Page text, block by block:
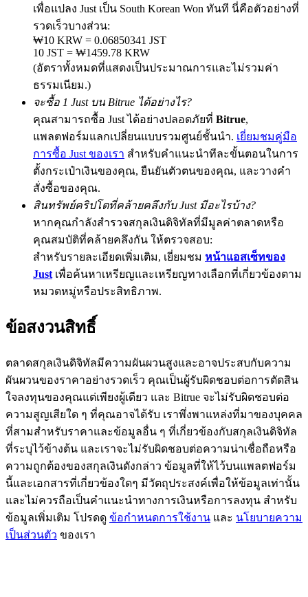
Exclusive for BitMart Users
Register & Trade to Win 500,000 USDT
Precious Metals Trading Carnival
Trade Gold & Silver · 33,333 USDT Bonus
USDT New User Exclusive 10% APR
USDT Flexible Staking | Daily Rewards
BTC Flexible Staking | Daily Rewards
กิจกรรมเพิ่มเติม
รับรางวัลและสิทธิพิเศษสุดพิเศษ
ศูนย์รางวัล
เพื่อแปลง Just เป็น South Korean Won ทันที นี่คือตัวอย่างที่
รวดเร็วบางส่วน:
₩10 KRW = 0.06850341 JST
10 JST = ₩1459.78 KRW
(อัตราทั้งหมดที่แสดงเป็นประมาณการและไม่รวมค่า
ธรรมเนียม.)
จะซื้อ 1 Just บน Bitrue ได้อย่างไร?
คุณสามารถซื้อ Just ได้อย่างปลอดภัยที่ Bitrue,
แพลตฟอร์มแลกเปลี่ยนแบบรวมศูนย์ชั้นนำ. เยี่ยมชมคู่มือ
การซื้อ Just ของเรา สำหรับคำแนะนำทีละขั้นตอนในการ
ตั้งกระเป๋าเงินของคุณ, ยืนยันตัวตนของคุณ, และวางคำ
สั่งซื้อของคุณ.
สินทรัพย์คริปโตที่คล้ายคลึงกับ Just มีอะไรบ้าง?
หากคุณกำลังสำรวจสกุลเงินดิจิทัลที่มีมูลค่าตลาดหรือ
คุณสมบัติที่คล้ายคลึงกัน ให้ตรวจสอบ:
สำหรับรายละเอียดเพิ่มเติม, เยี่ยมชม หน้าแอสเซ็ทของ
Just เพื่อค้นหาเหรียญและเหรียญทางเลือกที่เกี่ยวข้องตาม
หมวดหมู่หรือประสิทธิภาพ.
ข้อสงวนสิทธิ์
ตลาดสกุลเงินดิจิทัลมีความผันผวนสูงและอาจประสบกับความ
ผันผวนของราคาอย่างรวดเร็ว คุณเป็นผู้รับผิดชอบต่อการตัดสิน
ใจลงทุนของคุณแต่เพียงผู้เดียว และ Bitrue จะไม่รับผิดชอบต่อ
ความสูญเสียใด ๆ ที่คุณอาจได้รับ เราพึ่งพาแหล่งที่มาของบุคคล
ที่สามสำหรับราคาและข้อมูลอื่น ๆ ที่เกี่ยวข้องกับสกุลเงินดิจิทัล
ที่ระบุไว้ข้างต้น และเราจะไม่รับผิดชอบต่อความน่าเชื่อถือหรือ
ความถูกต้องของสกุลเงินดังกล่าว ข้อมูลที่ให้ไว้บนแพลตฟอร์ม
นี้และเอกสารที่เกี่ยวข้องใดๆ มีวัตถุประสงค์เพื่อให้ข้อมูลเท่านั้น
และไม่ควรถือเป็นคำแนะนำทางการเงินหรือการลงทุน สำหรับ
ข้อมูลเพิ่มเติม โปรดดู ข้อกำหนดการใช้งาน และ นโยบายความ
เป็นส่วนตัว ของเรา